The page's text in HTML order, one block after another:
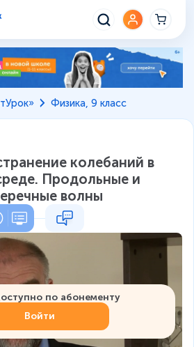
Физика, 9 класс
колебаний в
Продольные и
волны
по абонементу
Войти